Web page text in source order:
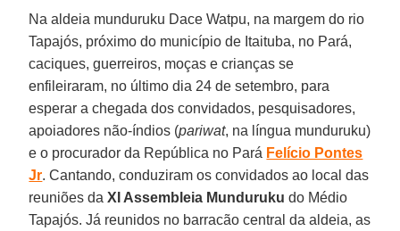
Na aldeia munduruku Dace Watpu, na margem do rio
Tapajós, próximo do município de Itaituba, no Pará,
caciques, guerreiros, moças e crianças se
enfileiraram, no último dia 24 de setembro, para
esperar a chegada dos convidados, pesquisadores,
apoiadores não-índios (pariwat, na língua munduruku)
e o procurador da República no Pará Felício Pontes
Jr. Cantando, conduziram os convidados ao local das
reuniões daXI Assembleia Munduruku do Médio
Tapajós. Já reunidos no barracão central da aldeia, as